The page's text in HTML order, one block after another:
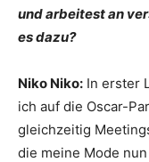
und arbeitest an
es dazu?
Niko Niko: In erster
ich auf die Oscar-
gleichzeitig
die meine Mode